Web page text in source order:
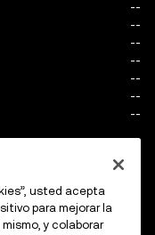
usted acepta
para mejorar la
y colaborar